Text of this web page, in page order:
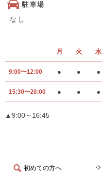
初めての方へ
駐車場
なし
月 火 水
9:00〜12:00 ● ● ●
15:30〜20:00 ● ● ●
▲9:00～16:45